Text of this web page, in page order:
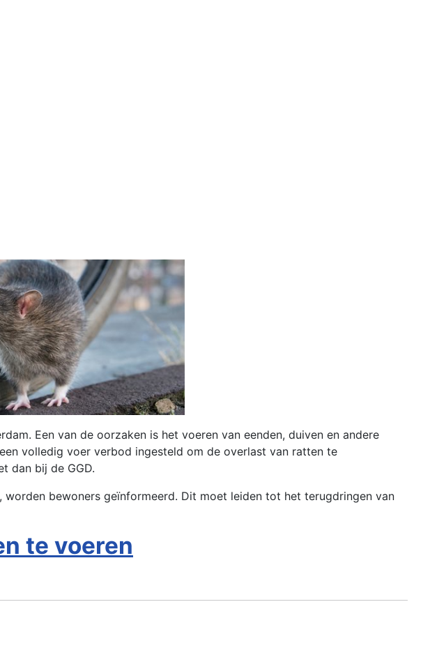
Een van de oorzaken is het voeren van eenden, duiven en andere
volledig voer verbod ingesteld om de overlast van ratten te
dan bij de GGD.
bewoners geïnformeerd. Dit moet leiden tot het terugdringen van
te voeren